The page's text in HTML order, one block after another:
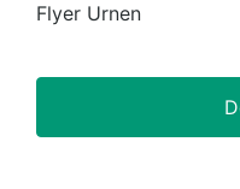
Flyer Urnen